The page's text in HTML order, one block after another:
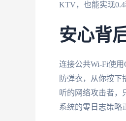
KTV，也能实现0.4
安心背
连接公共Wi-Fi使
防弹衣，从你按下
听的网络攻击者，
系统的零日志策略